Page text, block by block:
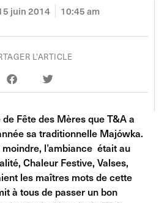
juin 2014 10:45 am
L'ARTICLE
Fête des Mères que T&A a
sa traditionnelle Majówka.
l’ambiance était au
Chaleur Festive, Valses,
les maîtres mots de cette
à tous de passer un bon